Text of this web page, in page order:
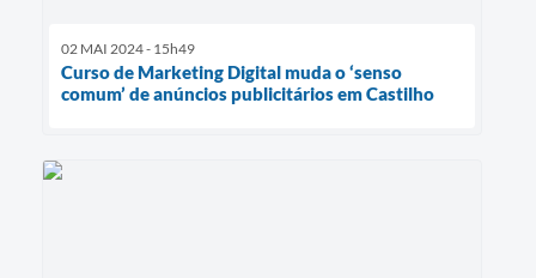
02 MAI 2024 - 15h49
Curso de Marketing Digital muda o ‘senso
comum’ de anúncios publicitários em Castilho